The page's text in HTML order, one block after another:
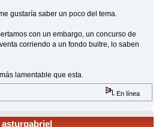
gustaría saber un poco del tema.
con un embargo, un concurso de
corriendo a un fondo buitre, lo saben
lamentable que esta.
En línea
asturgabriel